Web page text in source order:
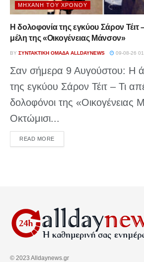
ΜΗΧΑΝΉ ΤΟΥ ΧΡΌΝΟΥ
Η δολοφονία της εγκύου Σάρον Τέιτ
μέλη της «Οικογένειας Μάνσον»
BY ΣΥΝΤΑΚΤΙΚΉ ΟΜΆΔΑ ALLDAYNEWS 09-08-26
Σαν σήμερα 9 Αυγούστου: Η
της εγκύου Σάρον Τέιτ – Τι
δολοφόνοι της «Οικογένειας
Οκτώμισι...
READ MOREDETAILS
© 2023 Alldaynews.gr